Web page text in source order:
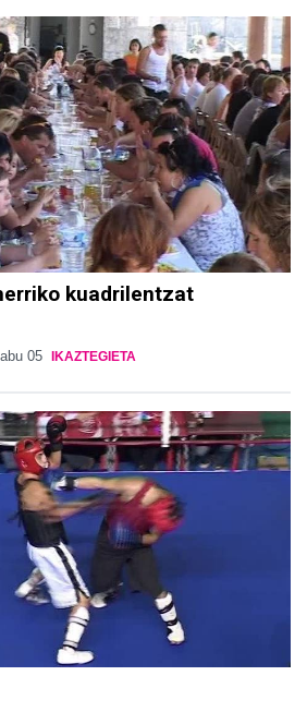
kuadrilentzat
05 IKAZTEGIETA